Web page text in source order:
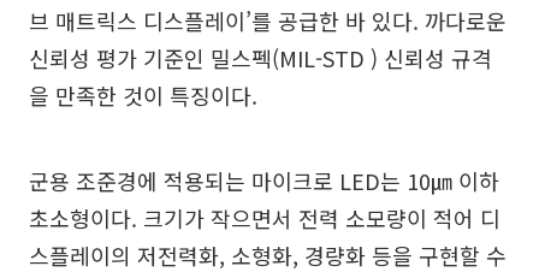
브 매트릭스 디스플레이’를 공급한 바 있다. 까다로운
신뢰성 평가 기준인 밀스펙(MIL-STD ) 신뢰성 규격
을 만족한 것이 특징이다.
군용 조준경에 적용되는 마이크로 LED는 10㎛ 이하
초소형이다. 크기가 작으면서 전력 소모량이 적어 디
스플레이의 저전력화, 소형화, 경량화 등을 구현할 수